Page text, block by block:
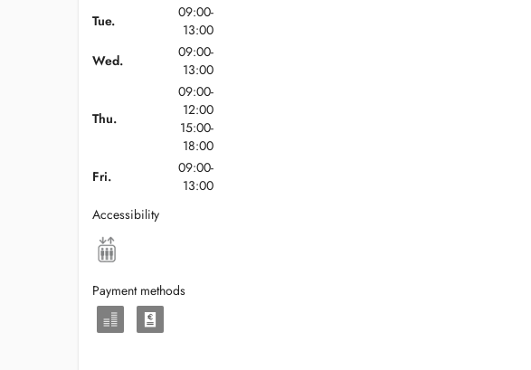
Tue.
09:00-
13:00
Wed.
09:00-
13:00
Thu.
09:00-
12:00
15:00-
18:00
Fri.
09:00-
13:00
Accessibility
Payment methods